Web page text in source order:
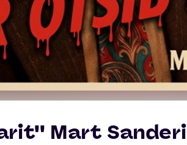
Mart Sanderi